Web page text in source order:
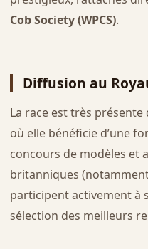
Cob Society (WPCS).
Diffusion au
La race est très
où elle bénéficie d’une
concours de modèles et
britanniques
participent activement à
sélection des meilleurs